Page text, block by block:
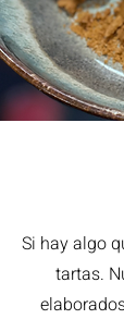
Si hay algo
tartas.